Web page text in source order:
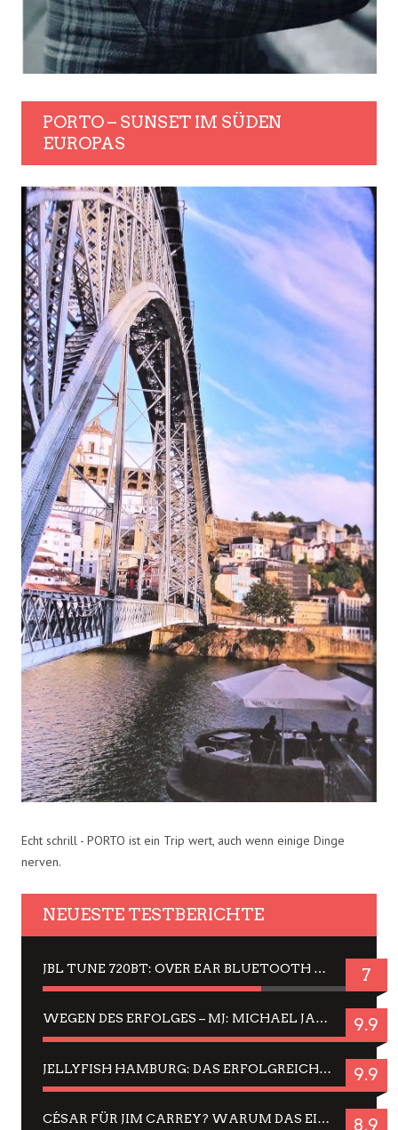
PORTO – SUNSET IM SÜDEN
EUROPAS
Echt schrill - PORTO ist ein Trip wert, auch wenn einige Dinge
nerven.
NEUESTE TESTBERICHTE
JBL TUNE 720BT: OVER EAR BLUETOOTH KOPFHÖRER UM DIE 50,-€ IM DAUER-TEST 7
WEGEN DES ERFOLGES – MJ: MICHAEL JACKSON MUSICAL IN EINER MATINEE SEHEN 9.9
JELLYFISH HAMBURG: DAS ERFOLGREICHE SOMMER-MENÜ 2025 IN GEFÜHLEN UND BILDERN 9.9
CÉSAR FÜR JIM CARREY? WARUM DAS EINER DER NERVIGSTEN ACTORS IST UND BLEIBT 8.9